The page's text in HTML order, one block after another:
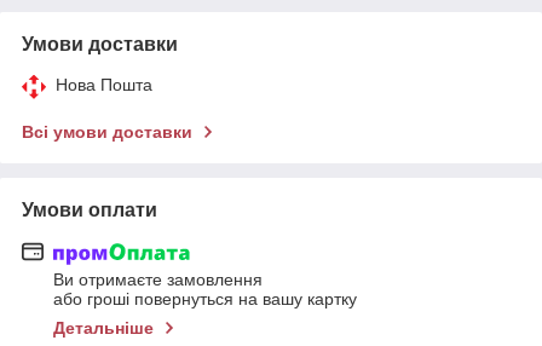
Умови доставки
Нова Пошта
Всі умови доставки
Умови оплати
Ви отримаєте замовлення
або гроші повернуться на вашу картку
Детальніше